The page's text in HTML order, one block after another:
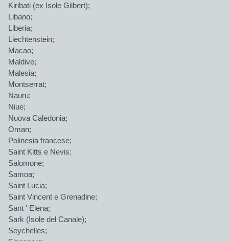
Kiribati (ex Isole Gilbert);
Libano;
Liberia;
Liechtenstein;
Macao;
Maldive;
Malesia;
Montserrat;
Nauru;
Niue;
Nuova Caledonia;
Oman;
Polinesia francese;
Saint Kitts e Nevis;
Salomone;
Samoa;
Saint Lucia;
Saint Vincent e Grenadine;
Sant ' Elena;
Sark (Isole del Canale);
Seychelles;